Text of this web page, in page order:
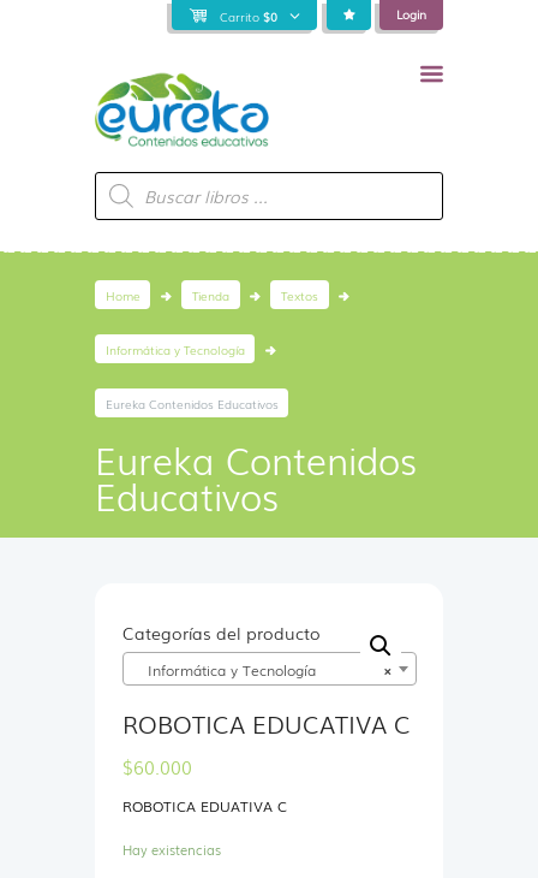
Carrito $0 Login
Búsqueda
de
productos
Home Tienda Textos
Informática y Tecnología
Eureka Contenidos Educativos
Eureka Contenidos
Educativos
Categorías del producto
×
Informática y Tecnología
ROBOTICA EDUCATIVA C
$60.000
ROBOTICA EDUATIVA C
Hay existencias